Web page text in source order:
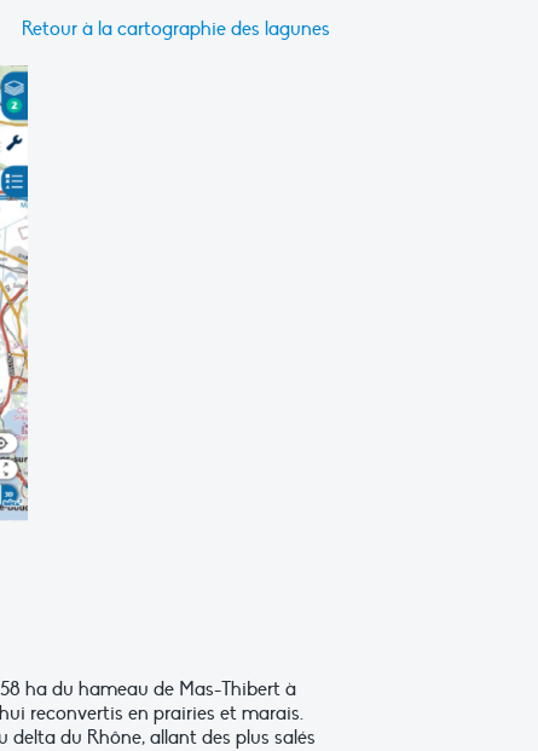
Retour à la cartographie des lagunes
ha du hameau de Mas-Thibert à
reconvertis en prairies et marais.
du Rhône, allant des plus salés